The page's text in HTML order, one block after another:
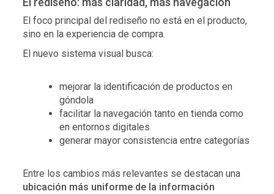
El foco principal del rediseño no está en el producto,
sino en la experiencia de compra.
El nuevo sistema visual busca:
mejorar la identificación de productos en
góndola
facilitar la navegación tanto en tienda como
en entornos digitales
generar mayor consistencia entre categorías
Entre los cambios más relevantes se destacan una
ubicación más uniforme de la información